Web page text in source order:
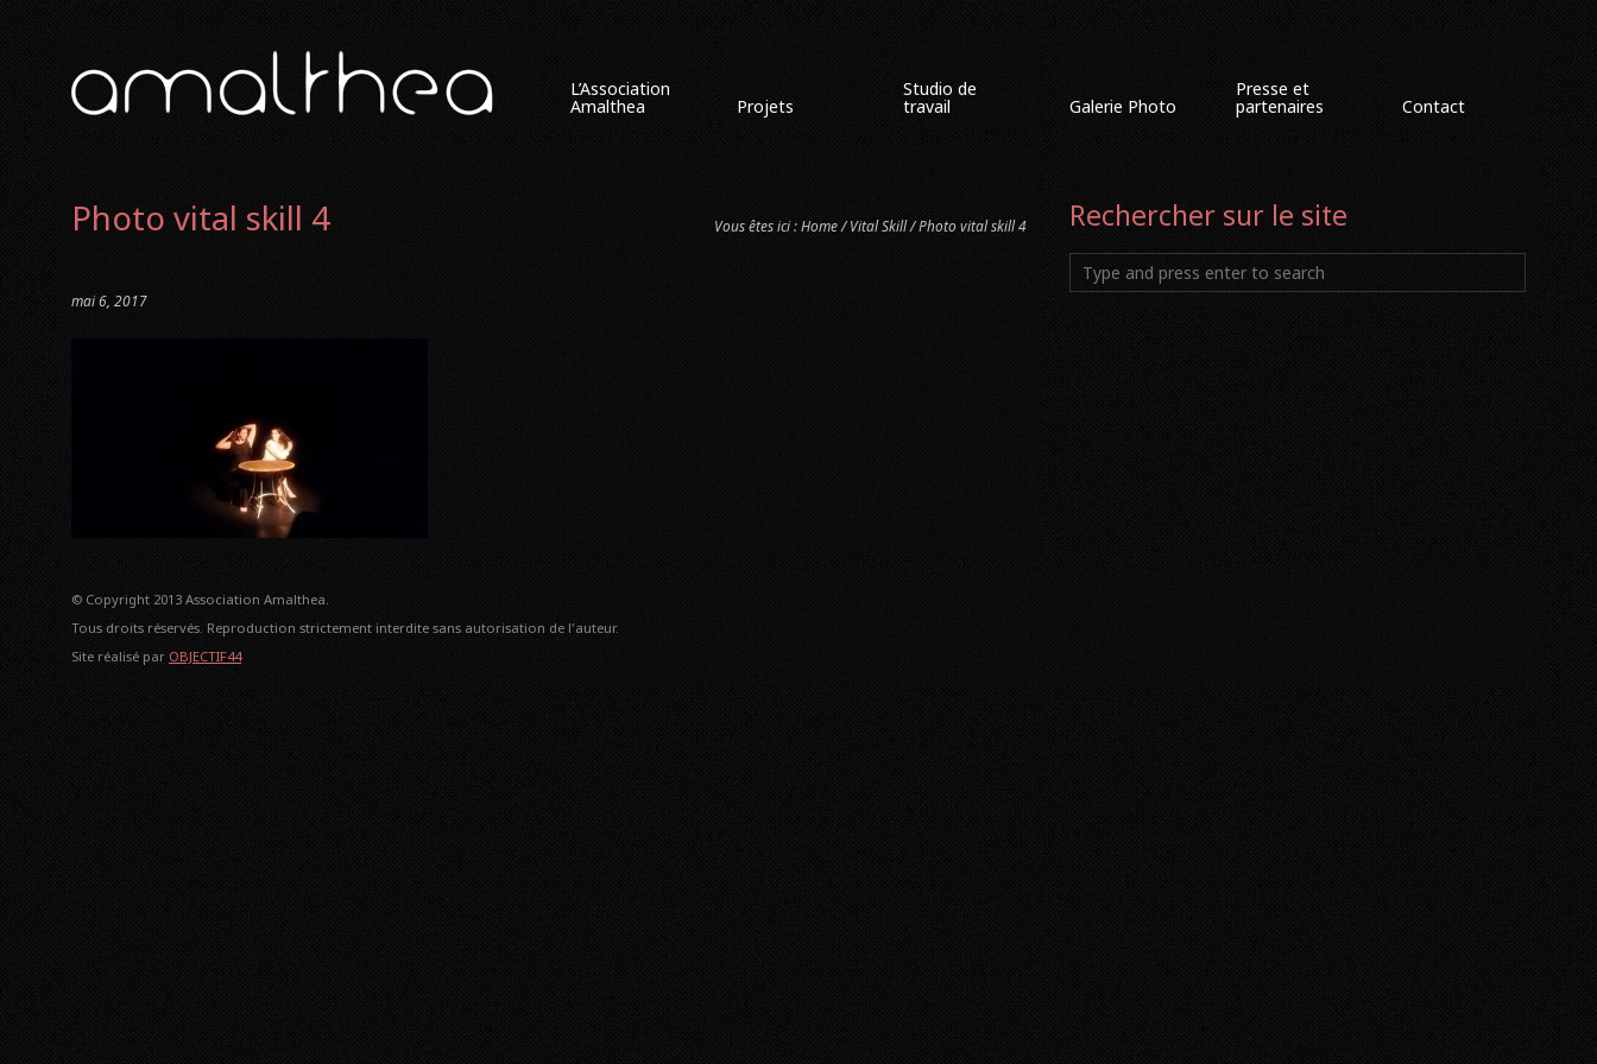
L’Association
Amalthea Projets
Studio de
travail Galerie Photo
Presse et
partenaires Contact
Photo vital skill 4 Vous êtes ici :Home/Vital Skill/ Photo vital skill 4
mai 6, 2017
Rechercher sur le site
© Copyright 2013 Association Amalthea.
Tous droits réservés. Reproduction strictement interdite sans autorisation de l'auteur.
Site réalisé par OBJECTIF44